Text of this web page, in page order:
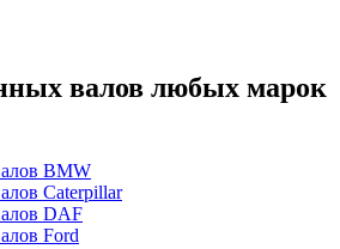
валов любых марок